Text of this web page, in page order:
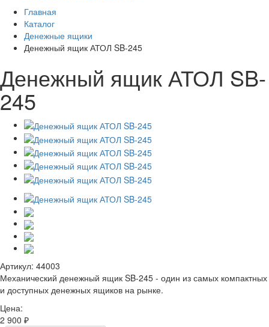
Главная
Каталог
Денежные ящики
Денежный ящик АТОЛ SB-245
Денежный ящик АТОЛ SB-
245
Артикул: 44003
Механический денежный ящик SB-245 - один из самых компактных
и доступных денежных ящиков на рынке.
Цена:
2 900 ₽